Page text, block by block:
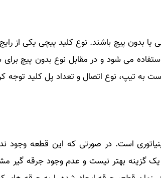
بدون پیچ باشند. نوع کلید پیچی یکی از
می شود و در مقابل نوع بدون پیچ
به تیپ، نوع اتصال و تعداد پل کلید توجه
است. در صورتی که این قطعه وجود
گزینه بهتر نیست و عدم وجود جرقه گیر